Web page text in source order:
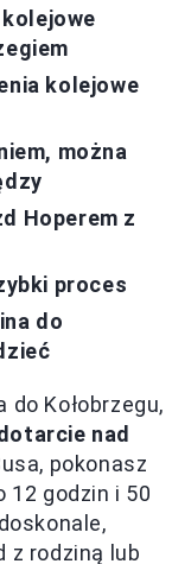
kolejowe
można
Hoperem z
proces
do
Kołobrzegu,
nad
pokonasz
12 godzin i 50
z rodziną lub